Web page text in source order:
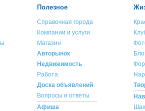
сайта не всегда
материала!
материала с сайта
обязательна.
материала с сайта
и автора материала
обращайтесь на
Полезное
Справочная города
Компании и услуги
Магазин
Авторынок
Недвижимость
Работа
Доска объявлений
Вопросы и ответы
Афиша